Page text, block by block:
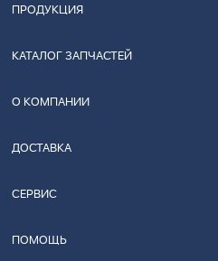
ПРОДУКЦИЯ
КАТАЛОГ ЗАПЧАСТЕЙ
О КОМПАНИИ
ДОСТАВКА
СЕРВИС
ПОМОЩЬ